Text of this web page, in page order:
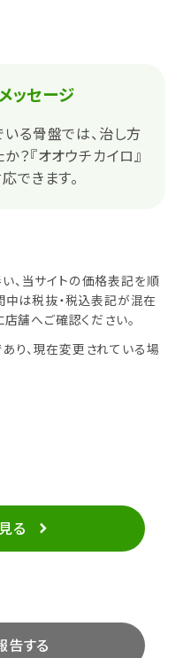
メッセージ
る骨盤では、治し方
？『オオウチカイロ』
できます。
、当サイトの価格表記を順
は税抜・税込表記が混在
舗へご確認ください。
、現在変更されている場
る
告する